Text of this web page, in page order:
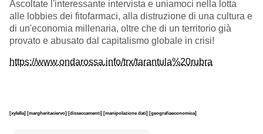
Ascoltate l'interessante intervista e uniamoci nella lotta
alle lobbies dei fitofarmaci, alla distruzione di una cultura e
di un'economia millenaria, oltre che di un territorio già
provato e abusato dal capitalismo globale in crisi!
https://www.ondarossa.info/trx/tarantula%20rubra
[xylella] [margheritaciervo] [disseccamenti] [manipolazione dati] [geografiaeconomica]